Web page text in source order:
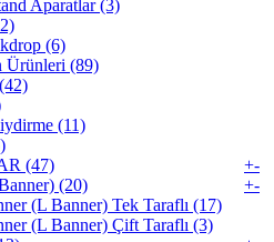
Aparatlar (3)
(6)
Ürünleri (89)
(11)
(47)
+-
(20)
+-
(L Banner) Tek Taraflı (17)
(L Banner) Çift Taraflı (3)